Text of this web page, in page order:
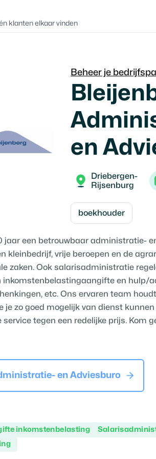
klanten elkaar vinden
Beheer je
en
Driebergen-
Rijsenburg
boekhouder
een betrouwbaar administratie-
kleinbedrijf, vrije beroepen en de
zaken. Ook salarisadministratie
inkomstenbelastingaangifte en hulp/
etc. Ons ervaren team
je zo goed mogelijk van dienst kunnen
tegen een redelijke prijs. Kom
en Adviesburo
inkomstenbelasting